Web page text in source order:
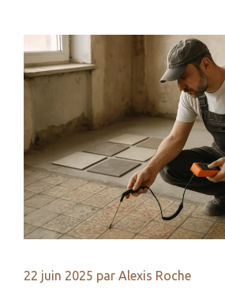
22 juin 2025 par Alexis Roche